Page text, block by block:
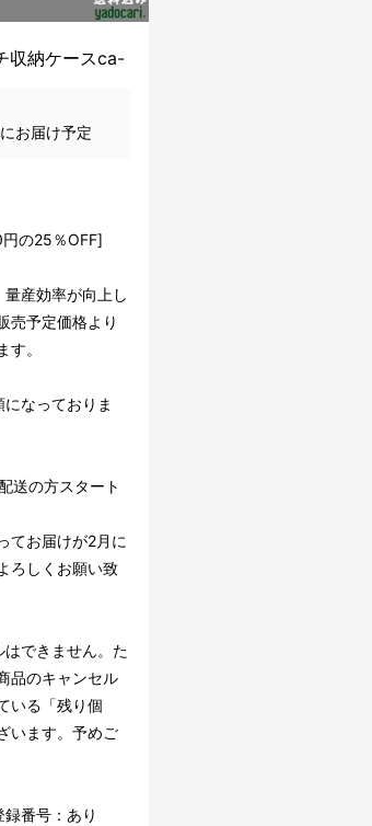
収納ケースca-
お届け予定
の25％OFF]
産効率が向上し
売予定価格より
。
なっておりま
送の方スタート
てお届けが2月に
ろしくお願い致
できません。た
品のキャンセル
いる「残り個
います。予めご
番号：あり